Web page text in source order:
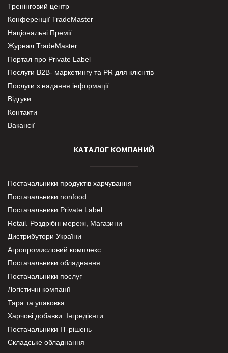
Тренінговий центр
Конференції TradeMaster
Національні Премії
Журнал TradeMaster
Портал про Private Label
Послуги В2В- маркетингу та PR для клієнтів
Послуги з надання інформації
Відгуки
Контакти
Вакансії
КАТАЛОГ КОМПАНИЙ
Постачальники продуктів харчування
Постачальники nonfood
Постачальники Private Label
Retail. Роздрібні мережі, Магазини
Дистрибутори України
Агропромисловий комплекс
Постачальники обладнання
Постачальники послуг
Логістичні компанії
Тара та упаковка
Харчові добавки. Інгредієнти.
Постачальники IT-рішень
Складське обладнання